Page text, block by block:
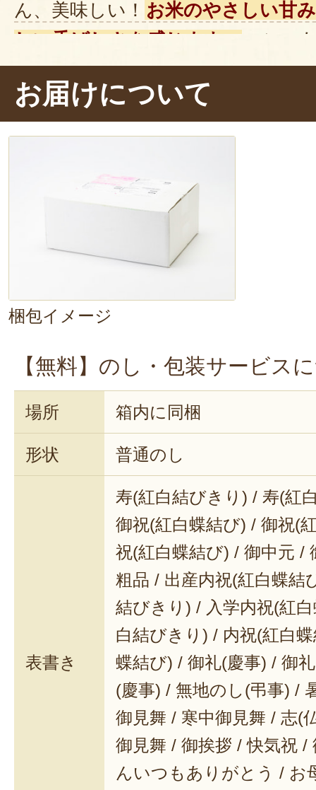
ん、美味しい！ お米のやさしい甘
しい香ばしさを感じます。 コシの
玄米のプチプチ感もあって楽しい
しさでした～。
お届けについて
梱包イメージ
【無料】のし・包装サービス
場所 箱内に同梱
形状 普通のし
表書き
寿(紅白結びきり) / 寿(紅
御祝(紅白蝶結び) / 御祝(
祝(紅白蝶結び) / 御中元 /
粗品 / 出産内祝(紅白蝶結
結びきり) / 入学内祝(紅
白結びきり) / 内祝(紅白
蝶結び) / 御礼(慶事) / 御
(慶事) / 無地のし(弔事) /
御見舞 / 寒中御見舞 / 志(
御見舞 / 御挨拶 / 快気祝 /
んいつもありがとう / お